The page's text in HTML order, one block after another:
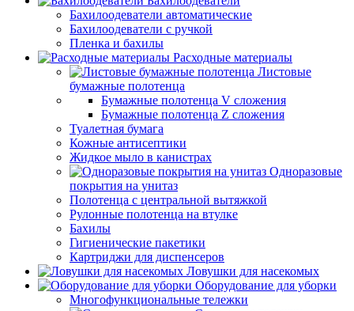
Бахилоодеватели автоматические
Бахилоодеватели с ручкой
Пленка и бахилы
Расходные материалы
Листовые
бумажные полотенца
Бумажные полотенца V сложения
Бумажные полотенца Z сложения
Туалетная бумага
Кожные антисептики
Жидкое мыло в канистрах
Одноразовые
покрытия на унитаз
Полотенца с центральной вытяжкой
Рулонные полотенца на втулке
Бахилы
Гигиенические пакетики
Картриджи для диспенсеров
Ловушки для насекомых
Оборудование для уборки
Многофункциональные тележки